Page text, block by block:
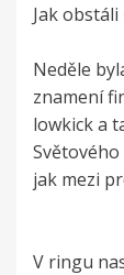
Jak obstáli
Neděle
znamení
lowkick a
jak mezi
V ringu